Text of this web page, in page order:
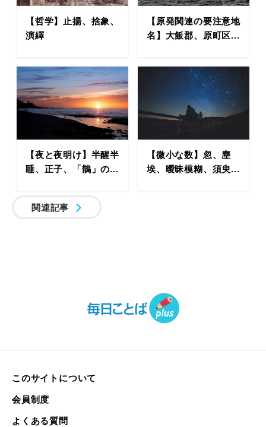
【哲学】止揚、捨象、
演繹
【原発関連の要注意地
名】大飯郡、原町区...
【夜と夜明け】半醒半
睡、正子、「鵲」の...
【微小な数】忽、塵
埃、曖昧模糊、須臾...
関連記事
このサイトについて
会員制度
よくある質問